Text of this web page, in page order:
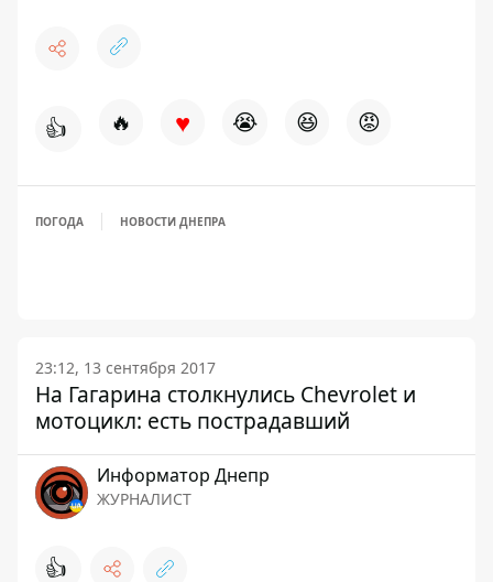
👍 🔥 ♥ 😭 😆 😡
ПОГОДА НОВОСТИ ДНЕПРА
23:12, 13 сентября 2017
На Гагарина столкнулись Chevrolet и
мотоцикл: есть пострадавший
Информатор Днепр
ЖУРНАЛИСТ
👍